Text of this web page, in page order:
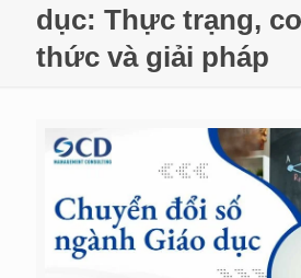
dục: Thực trạng,
thức và giải pháp